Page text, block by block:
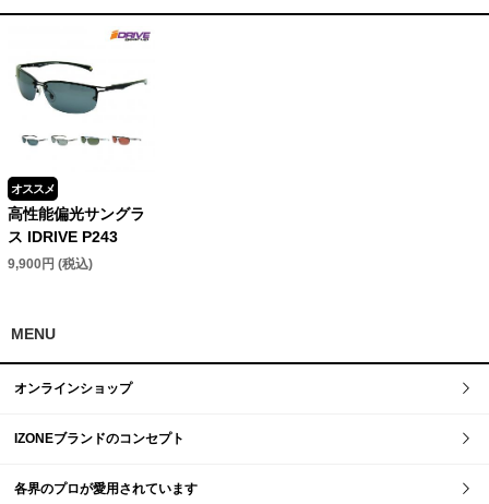
オススメ
高性能偏光サングラ
ス IDRIVE P243
9,900円 (税込)
MENU
オンラインショップ
IZONEブランドのコンセプト
各界のプロが愛用されています